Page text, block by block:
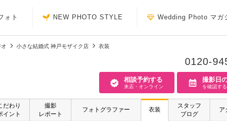
ォト NEW PHOTO STYLE Wedding Photo マガ
小さな結婚式 神戸モザイク店 衣装
0120-
相談予約する
来店・オンライン
撮影日
を確認する
だわり
イント
撮影
レポート
フォトグラファー 衣装
スタッフ
ブログ
ア